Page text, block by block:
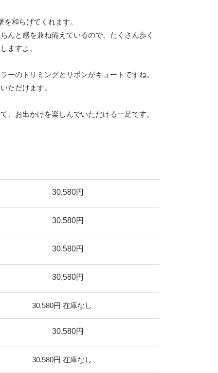
和らげてくれます。
んと感を兼ね備えているので、たくさん歩く
ますよ。
ーのトリミングとリボンがキュートですね。
ただけます。
、お出かけを楽しんでいただける一足です。
30,580円
30,580円
30,580円
30,580円
30,580円 在庫なし
30,580円
30,580円 在庫なし